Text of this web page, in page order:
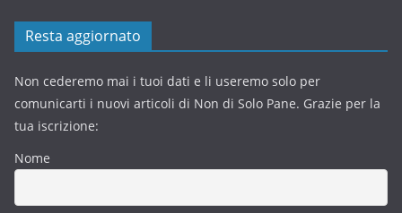
Resta aggiornato
Non cederemo mai i tuoi dati e li useremo solo per
comunicarti i nuovi articoli di Non di Solo Pane. Grazie per la
tua iscrizione:
Nome